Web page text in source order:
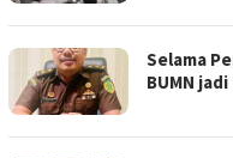
Selama
BUMN